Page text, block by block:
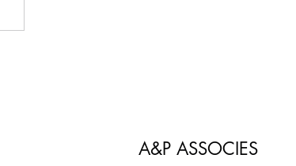
A&P ASSOCIES